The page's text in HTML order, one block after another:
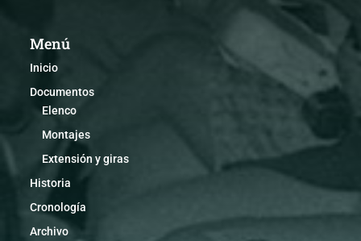
Menú
Inicio
Documentos
Elenco
Montajes
Extensión y giras
Historia
Cronología
Archivo